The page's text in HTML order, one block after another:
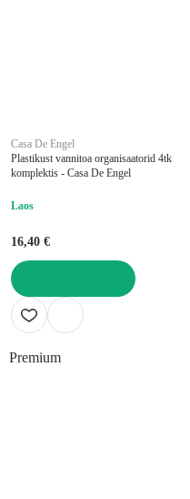
Casa De Engel
Plastikust vannitoa organisaatorid 4tk
komplektis - Casa De Engel
Laos
16,40 €
LISA OSTUKORVI
Premium